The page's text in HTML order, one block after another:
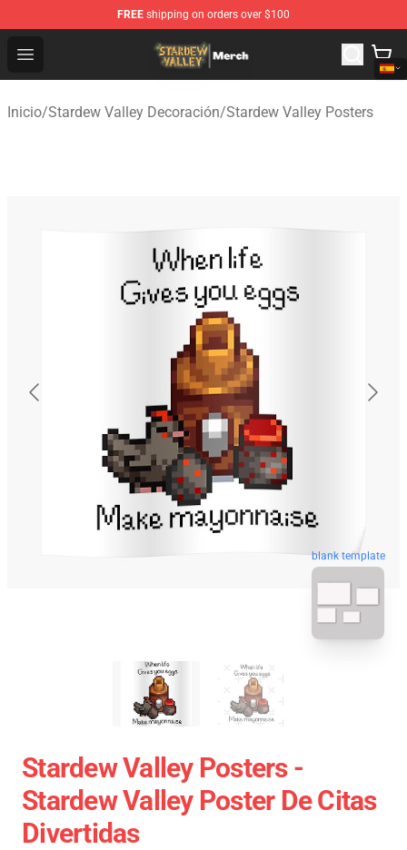
FREE shipping on orders over $100
Open menu
Stardew Valley Store - Official Stardew Valley
Inicio/Stardew Valley Decoración/Stardew Valley Posters
blank template
Stardew Valley Posters -
Stardew Valley Poster De Citas
Divertidas